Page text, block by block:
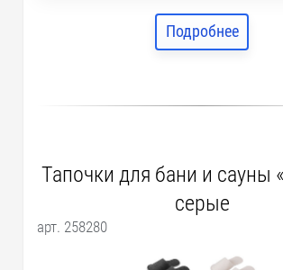
Подробнее
Тапочки для бани и сауны
серые
арт. 258280